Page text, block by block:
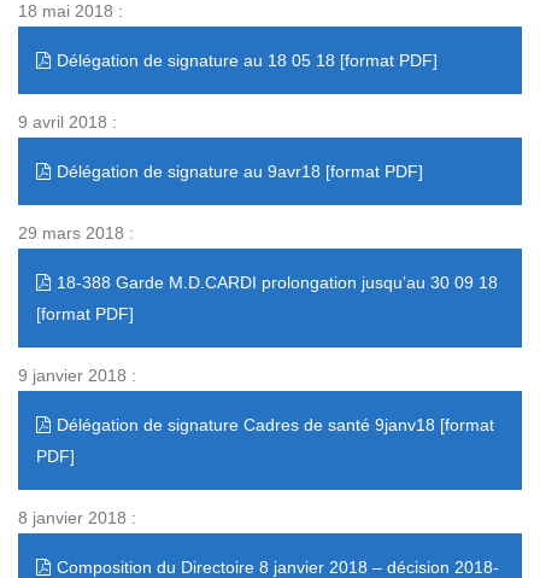
18 mai 2018 :
Délégation de signature au 18 05 18
9 avril 2018 :
Délégation de signature au 9avr18
29 mars 2018 :
18-388 Garde M.D.CARDI prolongation jusqu’au 30 09 18
9 janvier 2018 :
Délégation de signature Cadres de santé 9janv18
8 janvier 2018 :
Composition du Directoire 8 janvier 2018 – décision 2018-